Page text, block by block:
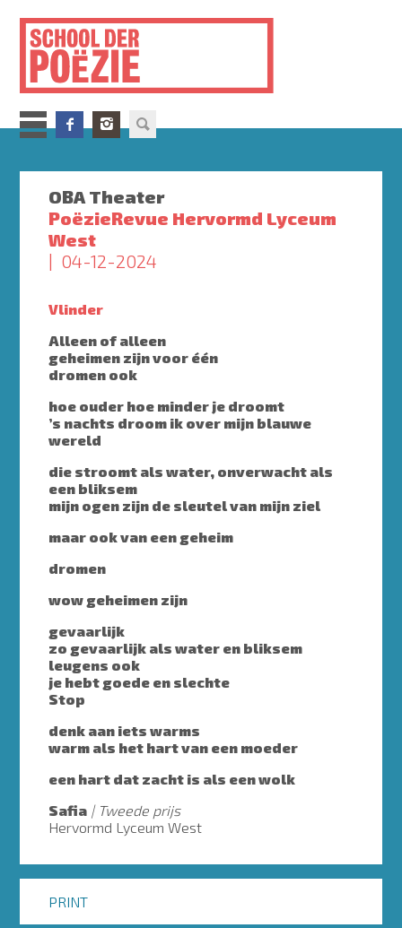
inhoud
gaan
OBA Theater
PoëzieRevue Hervormd Lyceum
West
04-12-2024
Vlinder
Alleen of alleen
geheimen zijn voor één
dromen ook
hoe ouder hoe minder je droomt
’s nachts droom ik over mijn blauwe
wereld
die stroomt als water, onverwacht als
een bliksem
mijn ogen zijn de sleutel van mijn ziel
maar ook van een geheim
dromen
wow geheimen zijn
gevaarlijk
zo gevaarlijk als water en bliksem
leugens ook
je hebt goede en slechte
Stop
denk aan iets warms
warm als het hart van een moeder
een hart dat zacht is als een wolk
Safia
Tweede prijs
Hervormd Lyceum West
PRINT